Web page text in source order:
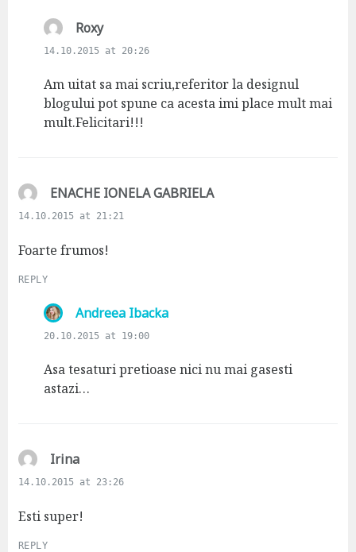
Roxys
a
s
:
14.10.2015 at 20:26
Am uitat sa mai scriu,referitor la designul
blogului pot spune ca acesta imi place mult mai
mult.Felicitari!!!
ENACHE IONELA GABRIELAs
14.10.2015 at 21:21
Foarte frumos!
REPLY
Andreea Ibackas
s
20.10.2015 at 19:00
Asa tesaturi pretioase nici nu mai gasesti
astazi…
Irinas
a
s
14.10.2015 at 23:26
Esti super!
REPLY